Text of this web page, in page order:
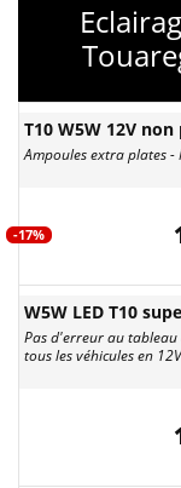
T10 W5W 12V
Ampoules extra plates
-17%
W5W LED T10
Pas d'erreur au
tous les véhicules en 12V